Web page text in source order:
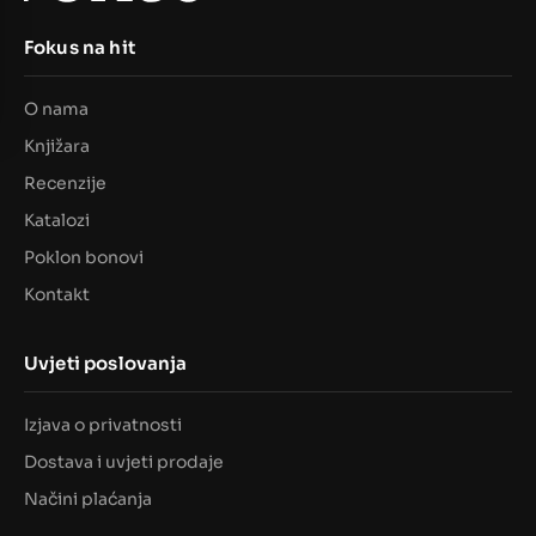
Fokus na hit
O nama
Knjižara
Recenzije
Katalozi
Poklon bonovi
Kontakt
Uvjeti poslovanja
Izjava o privatnosti
Dostava i uvjeti prodaje
Načini plaćanja